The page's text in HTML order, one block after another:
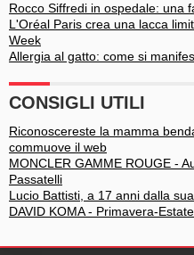
Rocco Siffredi in ospedale: una
L'Oréal Paris crea una lacca
Week
Allergia al gatto: come si
CONSIGLI UTILI
Riconoscereste la mamma
commuove il web
MONCLER GAMME ROUGE -
Passatelli
Lucio Battisti, a 17 anni dalla
DAVID KOMA - Primavera-